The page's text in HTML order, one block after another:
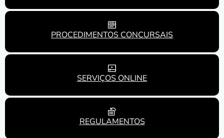
PROCEDIMENTOS CONCURSAIS
SERVIÇOS ONLINE
REGULAMENTOS